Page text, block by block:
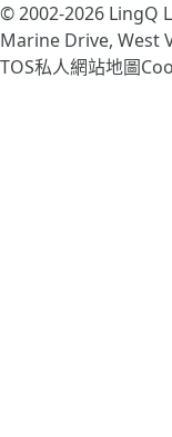
© 2002-2026 LingQ
Marine Drive, West
TOS私人網站地圖